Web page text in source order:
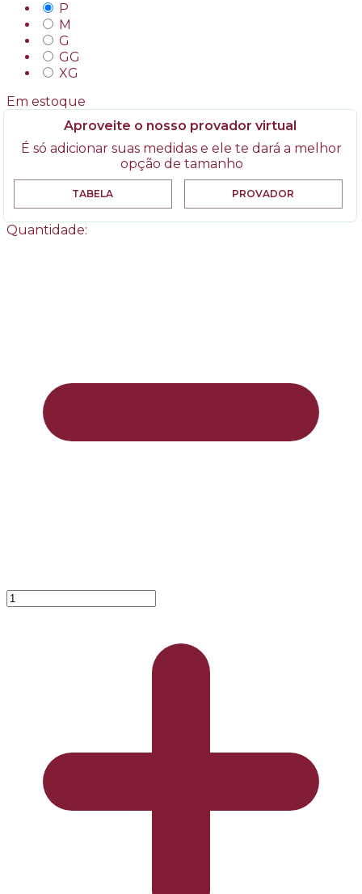
P
M
G
GG
XG
Em estoque
Aproveite o nosso provador virtual
É só adicionar suas medidas e ele te dará a melhor
opção de tamanho
TABELA PROVADOR
Quantidade: